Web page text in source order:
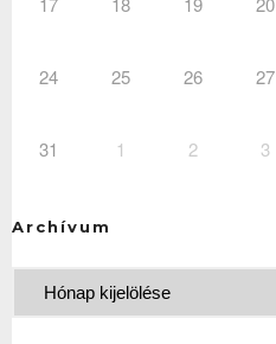
24 25 26 27
31 1 2 3
Archívum